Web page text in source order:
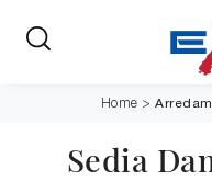
Home >
Sedia